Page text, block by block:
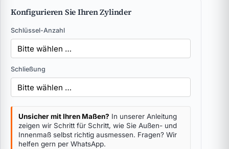
Konfigurieren Sie Ihren Zylinder
Schlüssel-Anzahl
Schließung
Unsicher mit Ihren Maßen? In unserer Anleitung
zeigen wir Schritt für Schritt, wie Sie Außen- und
Innenmaß selbst richtig ausmessen. Fragen? Wir
helfen gern per WhatsApp.